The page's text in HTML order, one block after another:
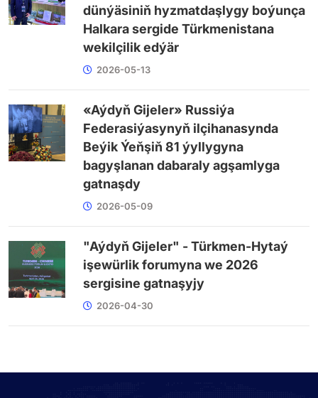
dünýäsiniň hyzmatdaşlygy boýunça
Halkara sergide Türkmenistana
wekilçilik edýär
2026-05-13
«Aýdyň Gijeler» Russiýa
Federasiýasynyň ilçihanasynda
Beýik Ýeňşiň 81 ýyllygyna
bagyşlanan dabaraly agşamlyga
gatnaşdy
2026-05-09
"Aýdyň Gijeler" - Türkmen-Hytaý
işewürlik forumyna we 2026
sergisine gatnaşyjy
2026-04-30